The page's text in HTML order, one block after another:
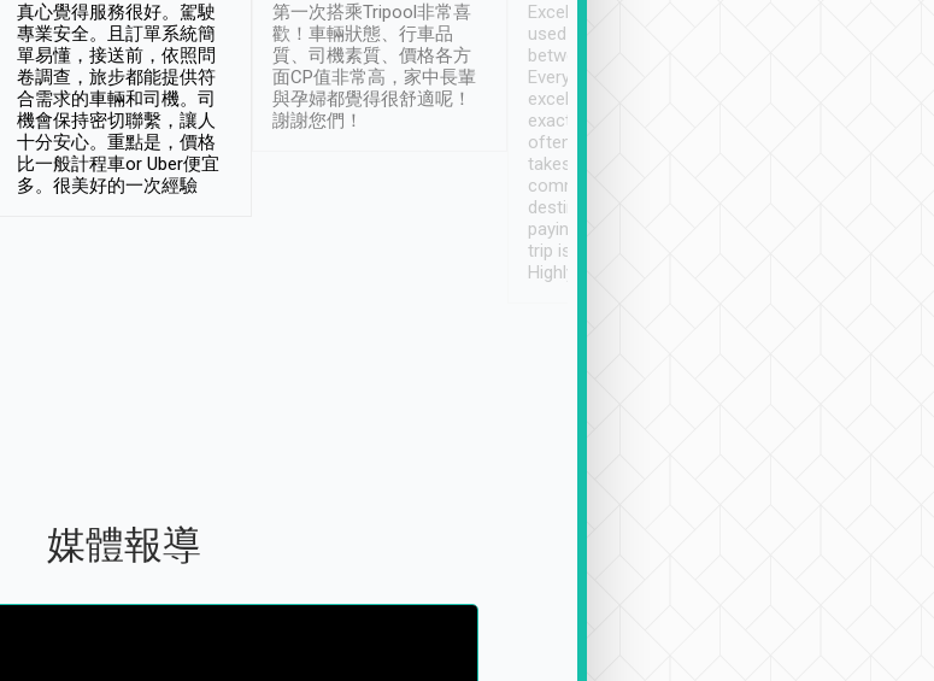
真心覺得服務很好。駕駛
專業安全。且訂單系統簡
單易懂，接送前，依照問
卷調查，旅步都能提供符
合需求的車輛和司機。司
機會保持密切聯繫，讓人
十分安心。重點是，價格
比一般計程車or Uber便宜
多。很美好的一次經驗
第一次搭乘Tripool非常喜
歡！車輛狀態、行車品
質、司機素質、價格各方
面CP值非常高，家中長輩
與孕婦都覺得很舒適呢！
謝謝您們！
Excellent service. We have
used Tripool to travel
between cities in Taiwan.
Every driver has been
excellent and arrives
exactly on time. As there is
often limited English it
takes the difficulty out of
communicating the
destination details and
paying online prior to the
trip is very convenient.
Highly recommended
媒體報導